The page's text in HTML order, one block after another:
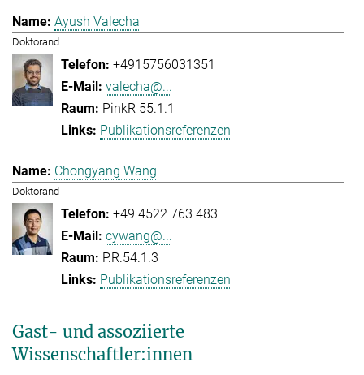
Ayush Valecha
Doktorand
+4915756031351
valecha@...
PinkR 55.1.1
Publikationsreferenzen
Chongyang Wang
Doktorand
+49 4522 763 483
cywang@...
P.R.54.1.3
Publikationsreferenzen
Gast- und assoziierte
Wissenschaftler:innen